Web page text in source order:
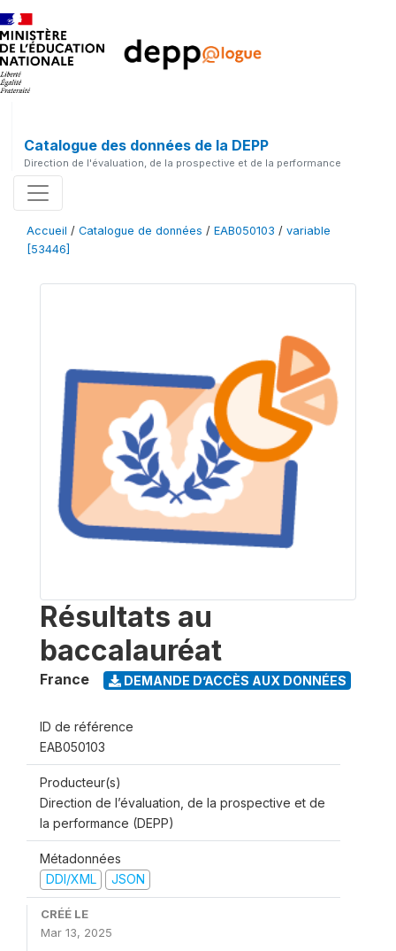
Catalogue des données de la DEPP
Direction de l'évaluation, de la prospective et de la performance
Accueil / Catalogue de données / EAB050103 / variable
[53446]
Résultats au
baccalauréat
France DEMANDE D’ACCÈS AUX DONNÉES
ID de référence
EAB050103
Producteur(s)
Direction de l’évaluation, de la prospective et de
la performance (DEPP)
Métadonnées
DDI/XML
JSON
CRÉÉ LE
Mar 13, 2025